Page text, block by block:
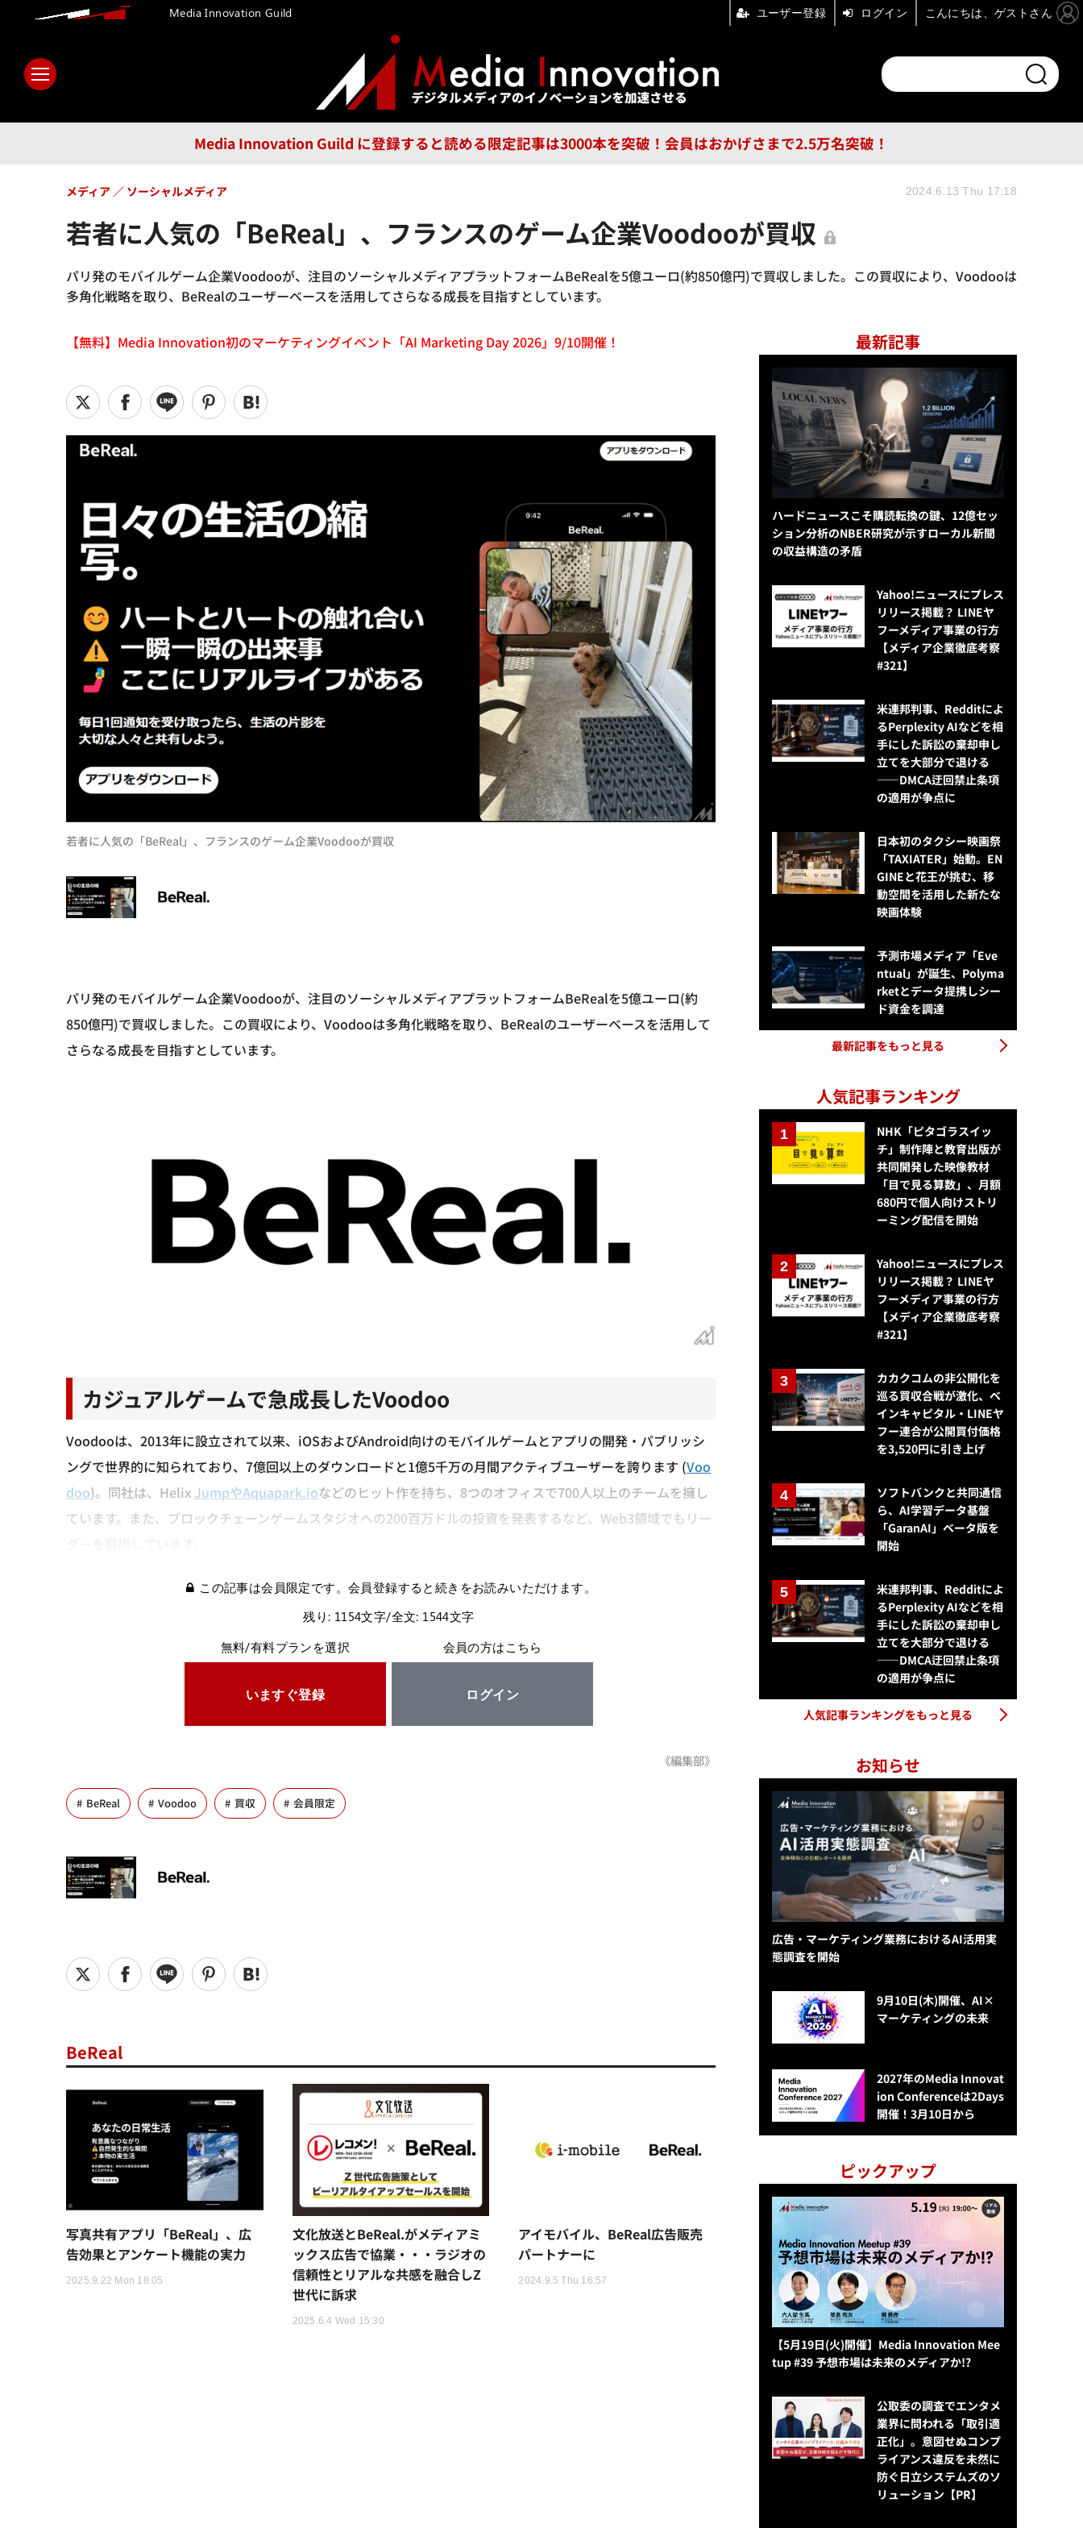
Media Innovation Guild に登録すると読める限定記事は3000本を突破！会員はおかげさまで2.5万名突破！
メディア テクノロジー 広告 企業 特集 ブランドチャンネル
フォーエム その他
若者に人気の「BeReal」、フランスのゲーム企業Voodooが買収
パリ発のモバイルゲーム企業Voodooが、注目のソーシャルメディアプラットフォームBeRealを5億ユーロ(約850億円)で買収しました。この買収により、Voodooは
多角化戦略を取り、BeRealのユーザーベースを活用してさらなる成長を目指すとしています。
メディア ソーシャルメディア 2024.6.13 Thu 17:18
【無料】Media Innovation初のマーケティングイベント「AI Marketing Day 2026」9/10開催！
若者に人気の「BeReal」、フランスのゲーム企業Voodooが買収
パリ発のモバイルゲーム企業Voodooが、注目のソーシャルメディアプラットフォームBeRealを5億ユーロ(約
850億円)で買収しました。この買収により、Voodooは多角化戦略を取り、BeRealのユーザーベースを活用して
さらなる成長を目指すとしています。
カジュアルゲームで急成長したVoodoo
Voodooは、2013年に設立されて以来、iOSおよびAndroid向けのモバイルゲームとアプリの開発・パブリッシ
ングで世界的に知られており、7億回以上のダウンロードと1億5千万の月間アクティブユーザーを誇ります​ (Voo
doo)​。同社は、Helix JumpやAquapark.ioなどのヒット作を持ち、8つのオフィスで700人以上のチームを擁し
ています。また、ブロックチェーンゲームスタジオへの200百万ドルの投資を発表するなど、Web3領域でもリー
この記事は会員限定です。会員登録すると続きをお読みいただけます。
残り: 1154文字/全文: 1544文字
無料/有料プランを選択
いますぐ登録
会員の方はこちら
ログイン
《編集部》
BeReal Voodoo 買収 会員限定
BeReal
写真共有アプリ「BeReal」、広
告効果とアンケート機能の実力
2025.9.22 Mon 18:05
文化放送とBeReal.がメディアミ
ックス広告で協業・・・ラジオの
信頼性とリアルな共感を融合しZ
世代に訴求
2025.6.4 Wed 15:30
アイモバイル、BeReal広告販売
パートナーに
2024.9.5 Thu 16:57
最新記事
ハードニュースこそ購読転換の鍵、12億セッ
ション分析のNBER研究が示すローカル新聞
の収益構造の矛盾
Yahoo!ニュースにプレス
リリース掲載？ LINEヤ
フーメディア事業の行方
【メディア企業徹底考察
#321】
米連邦判事、Redditによ
るPerplexity AIなどを相
手にした訴訟の棄却申し
立てを大部分で退ける
——DMCA迂回禁止条項
の適用が争点に
日本初のタクシー映画祭
「TAXIATER」始動。EN
GINEと花王が挑む、移
動空間を活用した新たな
映画体験
予測市場メディア「Eve
ntual」が誕生、Polyma
rketとデータ提携しシー
ド資金を調達
最新記事をもっと見る
人気記事ランキング
NHK「ピタゴラスイッ
チ」制作陣と教育出版が
共同開発した映像教材
「目で見る算数」、月額
680円で個人向けストリ
ーミング配信を開始
Yahoo!ニュースにプレス
リリース掲載？ LINEヤ
フーメディア事業の行方
【メディア企業徹底考察
#321】
カカクコムの非公開化を
巡る買収合戦が激化、ベ
インキャピタル・LINEヤ
フー連合が公開買付価格
を3,520円に引き上げ
ソフトバンクと共同通信
ら、AI学習データ基盤
「GaranAI」ベータ版を
開始
米連邦判事、Redditによ
るPerplexity AIなどを相
手にした訴訟の棄却申し
立てを大部分で退ける
——DMCA迂回禁止条項
の適用が争点に
人気記事ランキングをもっと見る
お知らせ
広告・マーケティング業務におけるAI活用実
態調査を開始
9月10日(木)開催、AI×
マーケティングの未来
2027年のMedia Innovat
ion Conferenceは2Days
開催！3月10日から
ピックアップ
【5月19日(火)開催】Media Innovation Mee
tup #39 予想市場は未来のメディアか!?
公​​取委の調査でエンタメ
業界に問われる「取引適
正化」。意図せぬコンプ
ライアンス違反を未然に
防ぐ日立システムズのソ
リューション​【PR】
Media Innovation Guild ユーザー登録 ログイン こんにちは、ゲストさん